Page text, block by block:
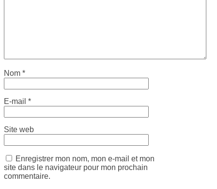
Nom *
E-mail *
Site web
Enregistrer mon nom, mon e-mail et mon
site dans le navigateur pour mon prochain
commentaire.